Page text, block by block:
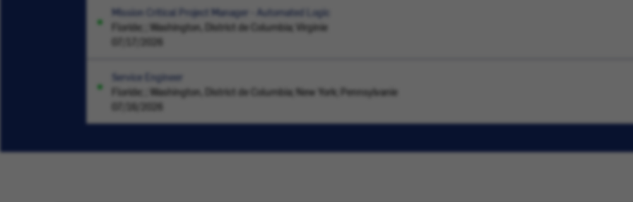
Mission Critical Project Manager - Automated Logic
Floride; ; Washington, District de Columbia; Virginie
07/17/2026
Service Engineer
Floride; ; Washington, District de Columbia; New York; Pennsylvanie
07/16/2026